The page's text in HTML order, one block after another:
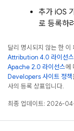
추가 iOS
로 등록하
달리 명시되지 않는 한 이
Attribution 4.0 라이선스
Apache 2.0 라이선스에
Developers 사이트 정책
사의 등록 상표입니다.
최종 업데이트: 2026-